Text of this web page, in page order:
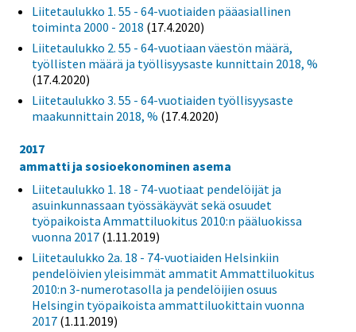
Liitetaulukko 1. 55 - 64-vuotiaiden pääasiallinen
toiminta 2000 - 2018 (17.4.2020)
Liitetaulukko 2. 55 - 64-vuotiaan väestön määrä,
työllisten määrä ja työllisyysaste kunnittain 2018, %
(17.4.2020)
Liitetaulukko 3. 55 - 64-vuotiaiden työllisyysaste
maakunnittain 2018, % (17.4.2020)
2017
ammatti ja sosioekonominen asema
Liitetaulukko 1. 18 - 74-vuotiaat pendelöijät ja
asuinkunnassaan työssäkäyvät sekä osuudet
työpaikoista Ammattiluokitus 2010:n pääluokissa
vuonna 2017 (1.11.2019)
Liitetaulukko 2a. 18 - 74-vuotiaiden Helsinkiin
pendelöivien yleisimmät ammatit Ammattiluokitus
2010:n 3-numerotasolla ja pendelöijien osuus
Helsingin työpaikoista ammattiluokittain vuonna
2017 (1.11.2019)